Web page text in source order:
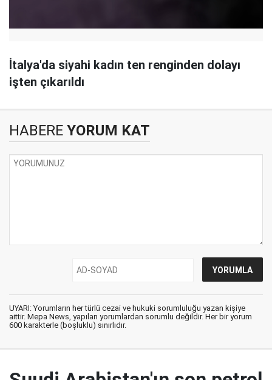
İtalya'da siyahi kadın ten renginden dolayı
işten çıkarıldı
HABERE YORUM KAT
UYARI: Yorumların her türlü cezai ve hukuki sorumluluğu yazan kişiye
aittir. Mepa News, yapılan yorumlardan sorumlu değildir. Her bir yorum
600 karakterle (boşluklu) sınırlıdır.